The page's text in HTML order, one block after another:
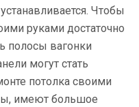
Чтобы
руками достаточно
полосы вагонки
могут стать
потолка своими
имеют большое